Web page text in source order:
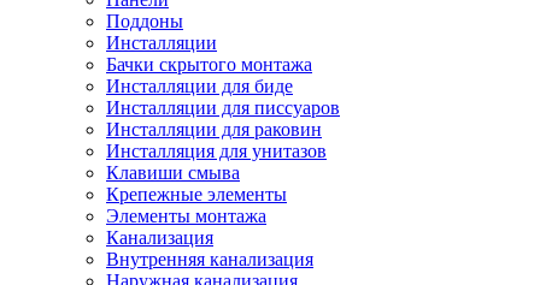
Поддоны
Инсталляции
Бачки скрытого монтажа
Инсталляции для биде
Инсталляции для писсуаров
Инсталляции для раковин
Инсталляция для унитазов
Клавиши смыва
Крепежные элементы
Элементы монтажа
Канализация
Внутренняя канализация
Наружная канализация